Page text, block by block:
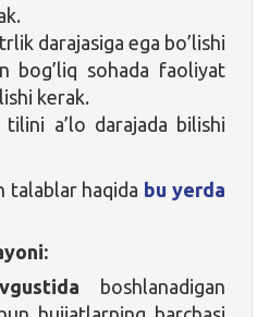
darajasiga ega bo’lishi
bog’liq sohada faoliyat
kerak.
a’lo darajada bilishi
talablar haqida bu yerda
boshlanadigan